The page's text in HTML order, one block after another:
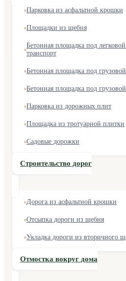
Парковка из асфальтной крошки
Площадки из щебня
Бетонная площадка под
транспорт
Бетонная площадка под
Бетонная площадка под
Парковка из дорожных плит
Площадка из тротуарной плитки
Садовые дорожки
Строительство дорог
Дорога из асфальтной крошки
Отсыпка дороги из щебня
Укладка дороги из вторичного
Отмостка вокруг дома